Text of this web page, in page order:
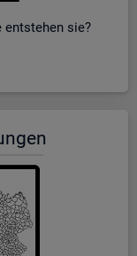
ent­ste­hen sie?